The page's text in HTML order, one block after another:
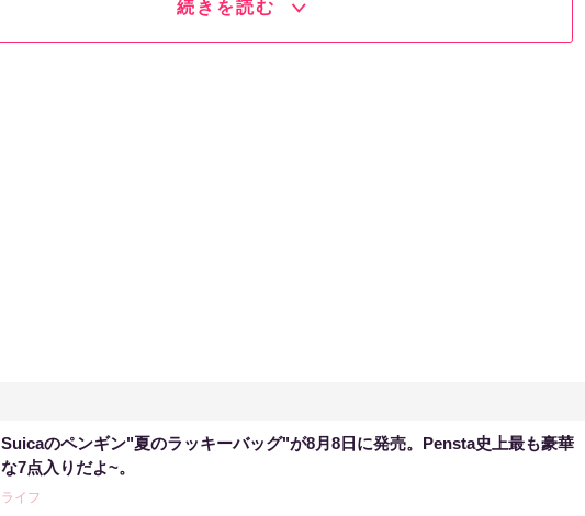
続きを読む
Suicaのペンギン"夏のラッキーバッグ"が8月8日に発売。Pensta史上最も豪華
な7点入りだよ~。
ライフ